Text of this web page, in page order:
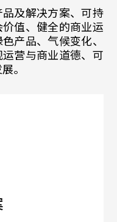
及解决方案、可持
值、健全的商业运
产品、气候变化、
营与商业道德、可
。